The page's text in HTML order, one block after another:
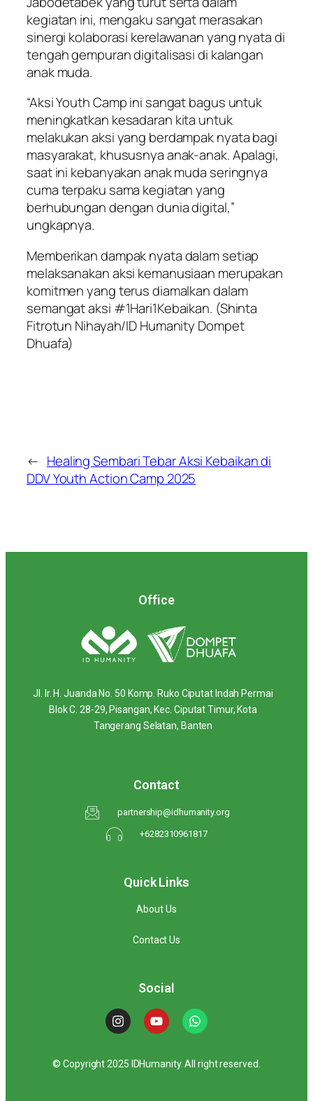
kegiatan ini, mengaku sangat merasakan
sinergi kolaborasi kerelawanan yang nyata di
tengah gempuran digitalisasi di kalangan
anak muda.
“Aksi Youth Camp ini sangat bagus untuk
meningkatkan kesadaran kita untuk
melakukan aksi yang berdampak nyata bagi
masyarakat, khususnya anak-anak. Apalagi,
saat ini kebanyakan anak muda seringnya
cuma terpaku sama kegiatan yang
berhubungan dengan dunia digital,”
ungkapnya.
Memberikan dampak nyata dalam setiap
melaksanakan aksi kemanusiaan merupakan
komitmen yang terus diamalkan dalam
semangat aksi #1Hari1Kebaikan. (Shinta
Fitrotun Nihayah/ID Humanity Dompet
Dhuafa)
← Healing Sembari Tebar Aksi Kebaikan di
DDV Youth Action Camp 2025
Office
Jl. Ir. H. Juanda No. 50 Komp. Ruko Ciputat Indah Permai
Blok C. 28-29, Pisangan, Kec. Ciputat Timur, Kota
Tangerang Selatan, Banten
Contact
partnership@idhumanity.org
+6282310961817
Quick Links
About Us
Contact Us
Social
© Copyright 2025 IDHumanity. All right reserved.